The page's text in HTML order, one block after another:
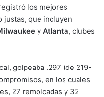
los mejores
justas, que incluyen
y Atlanta, clubes
golpeaba .297 (de 219-
en los cuales
27 remolcadas y 32